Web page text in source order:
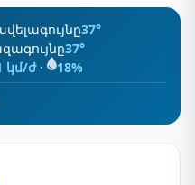
37°
37°
կմ/ժ· 18%